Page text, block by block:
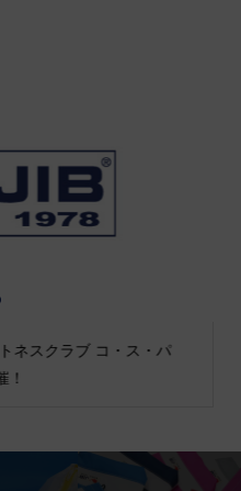
ネスクラブ コ・ス・パ
！